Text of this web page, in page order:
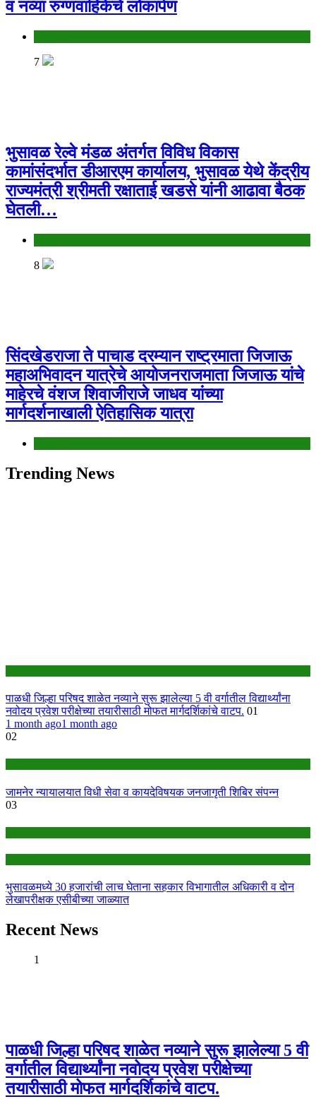
व नव्या रुग्णवाहिकेचे लोकार्पण
7
भुसावळ रेल्वे मंडळ अंतर्गत विविध विकास
कामांसंदर्भात डीआरएम कार्यालय, भुसावळ येथे केंद्रीय
राज्यमंत्री श्रीमती रक्षाताई खडसे यांनी आढावा बैठक
घेतली…
8
सिंदखेडराजा ते पाचाड दरम्यान राष्ट्रमाता जिजाऊ
महाअभिवादन यात्रेचे आयोजनराजमाता जिजाऊ यांचे
माहेरचे वंशज शिवाजीराजे जाधव यांच्या
मार्गदर्शनाखाली ऐतिहासिक यात्रा
Trending News
पाळधी जिल्हा परिषद शाळेत नव्याने सुरू झालेल्या 5 वी वर्गातील विद्यार्थ्यांना
नवोदय प्रवेश परीक्षेच्या तयारीसाठी मोफत मार्गदर्शिकांचे वाटप. 01
1 month ago1 month ago
02
जामनेर न्यायालयात विधी सेवा व कायदेविषयक जनजागृती शिबिर संपन्न
03
भुसावळमध्ये 30 हजारांची लाच घेताना सहकार विभागातील अधिकारी व दोन
लेखापरीक्षक एसीबीच्या जाळ्यात
Recent News
1
पाळधी जिल्हा परिषद शाळेत नव्याने सुरू झालेल्या 5 वी
वर्गातील विद्यार्थ्यांना नवोदय प्रवेश परीक्षेच्या
तयारीसाठी मोफत मार्गदर्शिकांचे वाटप.